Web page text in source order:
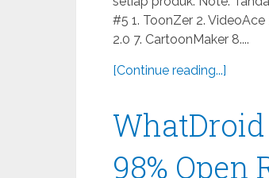
#5 1. ToonZer 2.
2.0 7. CartoonMaker 8....
[Continue reading...]
98% Open